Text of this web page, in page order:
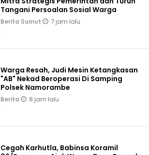
Tangani Persoalan Sosial Warga
Berita Sumut 7 jam lalu
Warga Resah, Judi Mesin Ketangkasan
"AB" Nekad Beroperasi Di Samping
Polsek Namorambe
Berita 8 jam lalu
Cegah Karhutla, Babinsa Koramil